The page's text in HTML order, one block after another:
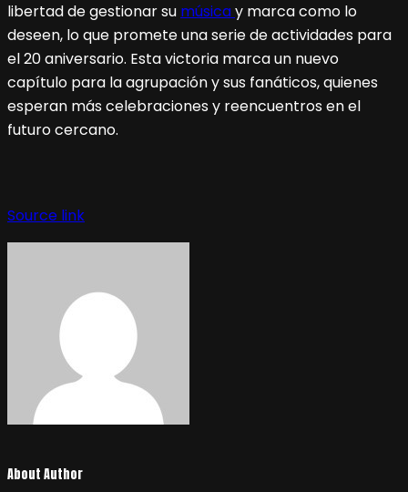
libertad de gestionar su músicay marca como lo
deseen, lo que promete una serie de actividades para
el 20 aniversario. Esta victoria marca un nuevo
capítulo para la agrupación y sus fanáticos, quienes
esperan más celebraciones y reencuentros en el
futuro cercano.
Source link
About Author